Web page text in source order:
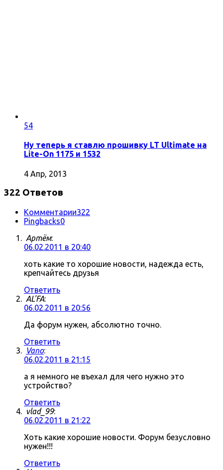
54
Ну теперь я ставлю прошивку LT Ultimate на
Lite-On 1175 и 1532
4 Апр, 2013
322 Ответов
Комментарии322
Pingbacks0
Артём:
06.02.2011 в 20:40
хоть какие то хорошие новости, надежда есть,
крепчайтесь друзья
Ответить
AL'FA:
06.02.2011 в 20:56
Да форум нужен, абсолютно точно.
Ответить
Vano:
06.02.2011 в 21:15
а я немного не въехал для чего нужно это
устройство?
Ответить
vlad_99:
06.02.2011 в 21:22
Хоть какие хорошие новости. Форум безусловно
нужен!!!
Ответить